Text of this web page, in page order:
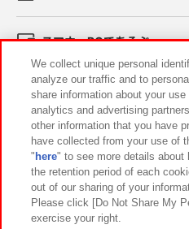
スマホ・PCであそぶ
イベント・キャンペーン
関連会社 サステナビ
プライバシーポリシー ウェブ
お取引先さまとともに
We collect unique personal
analyze our traffic and to
share information about your
analytics and advertising
other information that you have
have collected from your use of
" here" to see more details about
the retention period of each
out of our sharing of your
Please click [Do Not Share My
exercise your right.